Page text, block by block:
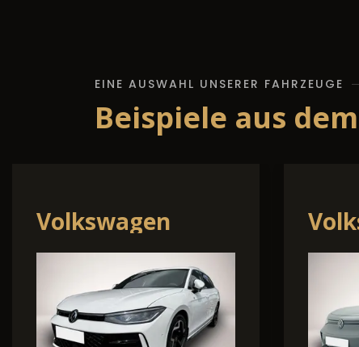
EINE AUSWAHL UNSERER FAHRZEUGE
Beispiele aus
Toyota Yaris
Cross